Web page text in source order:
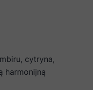
cytryna,
harmonijną